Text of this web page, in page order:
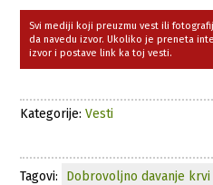
Svi mediji koji preuzmu vest ili
da navedu izvor. Ukoliko je preneta
izvor i postave link ka toj vesti.
Kategorije:Vesti
Tagovi: Dobrovoljno davanje krvi